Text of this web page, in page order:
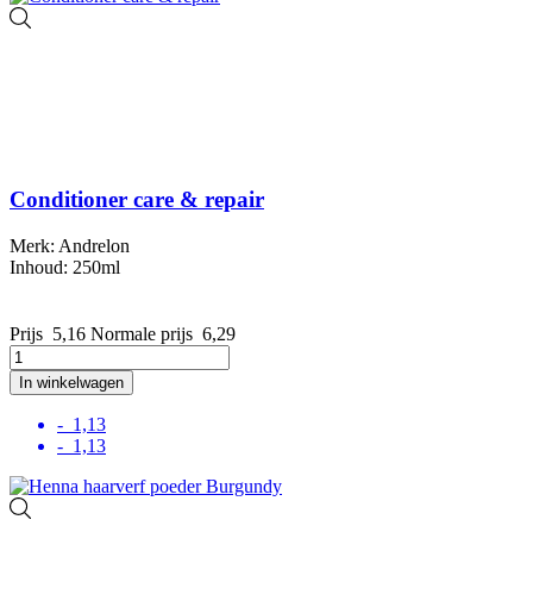
Conditioner care & repair
Merk: Andrelon
Inhoud: 250ml
Prijs 5,16 Normale prijs 6,29
In winkelwagen
- 1,13
- 1,13